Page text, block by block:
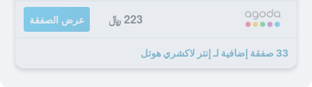
223 ﷼ عرض الصفقة
33 صفقة إضافية لـ إنتر لاكشري هوتل